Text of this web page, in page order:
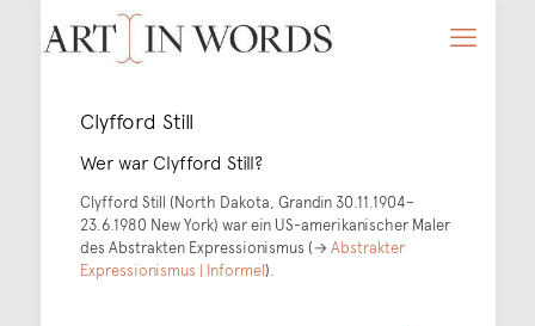
Clyfford Still
Wer war Clyfford Still?
Clyfford Still (North Dakota, Grandin 30.11.1904–
23.6.1980 New York) war ein US-amerikanischer Maler
des Abstrakten Expressionismus (→ Abstrakter
Expressionismus | Informel).